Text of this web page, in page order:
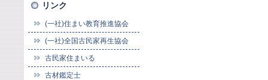
リンク
(一社)住まい教育推進協会
(一社)全国古民家再生協会
古民家住まいる
古材鑑定士